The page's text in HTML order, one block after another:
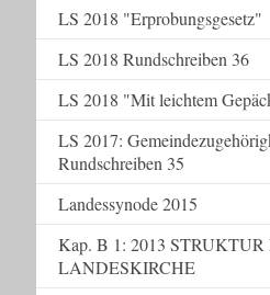
LS 2018 "Erprobungsgesetz"
LS 2018 Rundschreiben 36
LS 2018 "Mit leichtem
LS 2017:
Rundschreiben 35
Landessynode 2015
Kap. B 1: 2013 STRUKTUR
LANDESKIRCHE